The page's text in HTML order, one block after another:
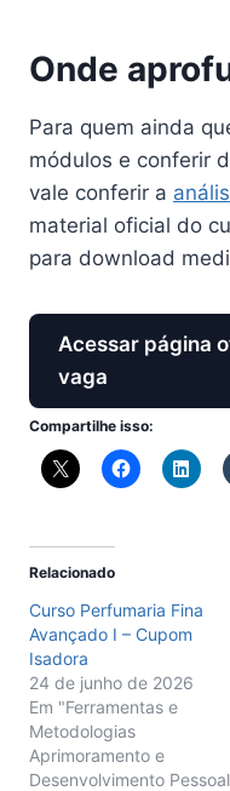
Onde
Para quem ainda
módulos e conferir
vale conferir a
material oficial do
para download
Acessar página
vaga
Compartilhe isso:
Relacionado
Curso Perfumaria Fina
Avançado I – Cupom
Isadora
24 de junho de 2026
Em "Ferramentas e
Metodologias
Aprimoramento e
Desenvolvimento